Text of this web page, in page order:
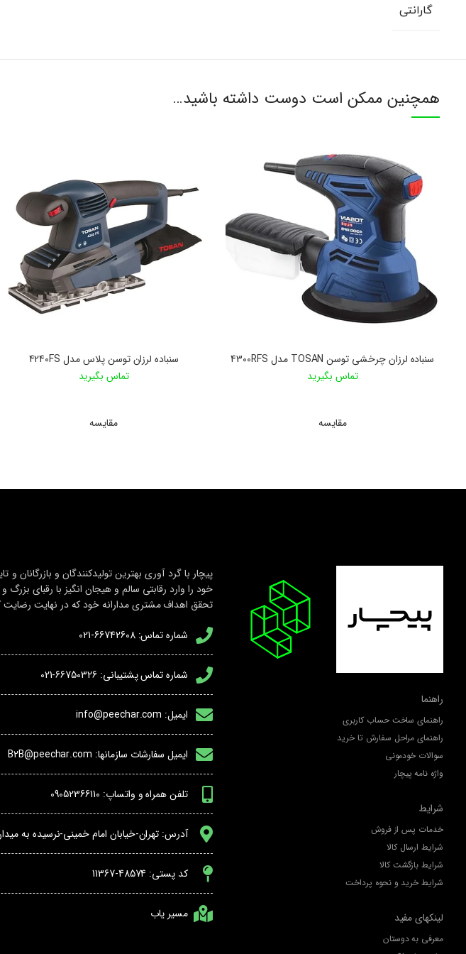
گارانتی
همچنین ممکن است دوست داشته باشید…
سنباده لرزان چرخشی توسن TOSAN مدل 4300RFS
تماس بگیرید
مقایسه
سنباده لرزان توسن پلاس مدل 4240FS
تماس بگیرید
مقایسه
راهنما
راهنمای ساخت حساب کاربری
راهنمای مراحل سفارش تا خرید
سوالات خودمونی
واژه نامه پیچار
شرایط
خدمات پس از فروش
شرایط ارسال کالا
شرایط بازگشت کالا
شرایط خرید و نحوه پرداخت
لینکهای مفید
معرفی به دوستان
پیچار با گرد آوری بهترین تولیدکنندگان و
خود را وارد رقابتی سالم و هیجان انگیز با رقبای
تحقق اهداف مشتری مدارانه خود که در نهایت رضایت
شماره تماس: 66742608-021
شماره تماس پشتیبانی: 66750326-021
ایمیل: info@peechar.com
ایمیل سفارشات سازمانها: B2B@peechar.com
تلفن همراه و واتساپ: 09052366110
آدرس: تهران-خیابان امام خمینی-نرسیده به میدان
کد پستی: 48574-11367
مسیر یاب